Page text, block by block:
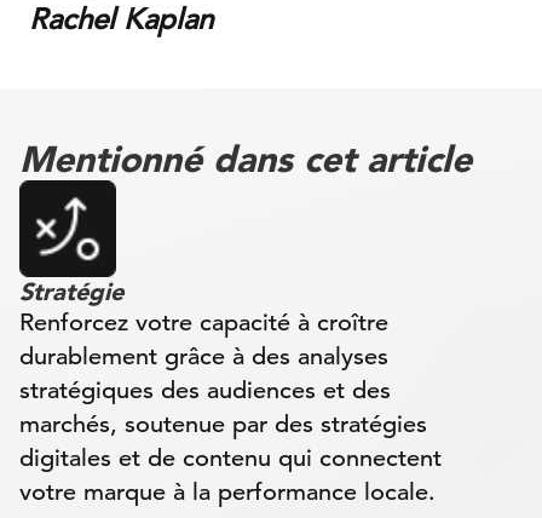
Rachel Kaplan
Mentionné dans cet article
Stratégie
Renforcez votre capacité à croître
durablement grâce à des analyses
stratégiques des audiences et des
marchés, soutenue par des stratégies
digitales et de contenu qui connectent
votre marque à la performance locale.